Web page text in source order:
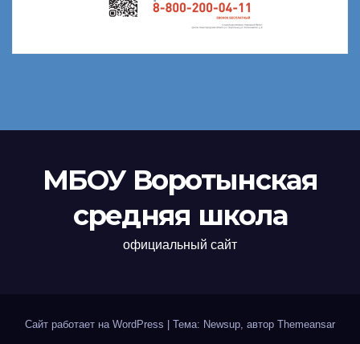
МБОУ Воротынская
средняя школа
официальный сайт
Сайт работает на WordPress Тема: Newsup, автор Themeansar